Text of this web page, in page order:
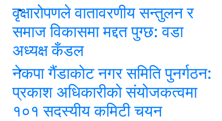
वृक्षारोपणले वातावरणीय सन्तुलन र
समाज विकासमा मद्दत पुग्छ: वडा
अध्यक्ष कँडल
नेकपा गैंडाकोट नगर समिति पुनर्गठन:
प्रकाश अधिकारीको संयोजकत्वमा
१०१ सदस्यीय कमिटी चयन